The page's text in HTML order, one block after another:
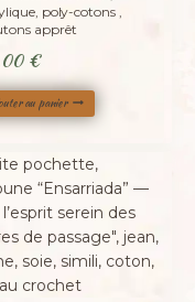
poly-cotons ,
apprêt
€
au panier